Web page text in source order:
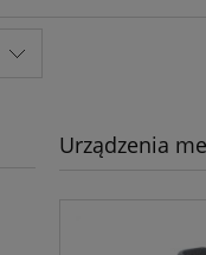
Urządzenia